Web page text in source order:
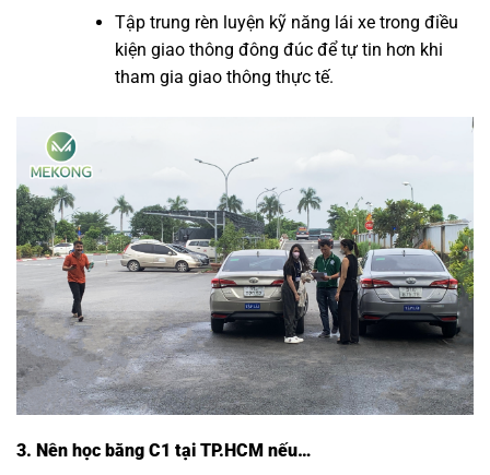
Tập trung rèn luyện kỹ năng lái xe trong điều
kiện giao thông đông đúc để tự tin hơn khi
tham gia giao thông thực tế.
3. Nên học bằng C1 tại TP.HCM nếu…